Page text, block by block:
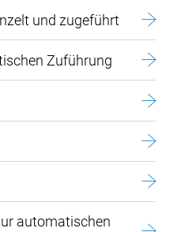
und zugeführt
Zuführung
automatischen